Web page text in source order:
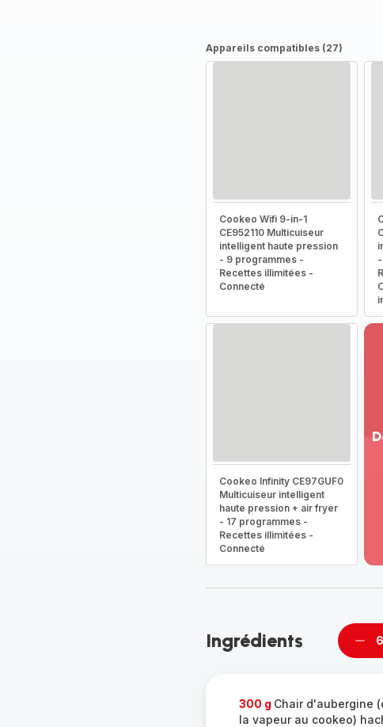
Appareils compatibles (27)
Cookeo Wifi 9-in-1
CE952110 Multicuiseur
intelligent haute pression
- 9 programmes -
Recettes illimitées -
Connecté
Cookeo Infinity CE97GUF0
Multicuiseur intelligent
haute pression + air fryer
- 17 programmes -
Recettes illimitées -
Connecté
Ingrédients
300 g Chair d'aubergine
la vapeur au cookeo)